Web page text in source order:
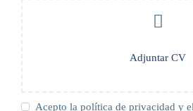
Adjuntar CV
Acepto la política de privacidad y